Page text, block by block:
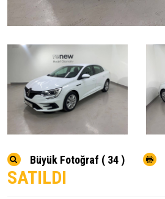
Büyük Fotoğraf ( 34 )
SATILDI